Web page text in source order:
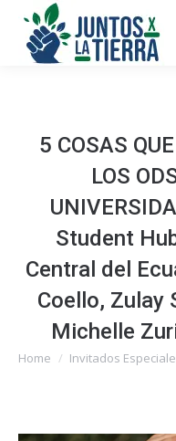
5 COSAS
LOS
Student
Central del
Coello, Zulay
Michelle
You are here:
Home Invitados